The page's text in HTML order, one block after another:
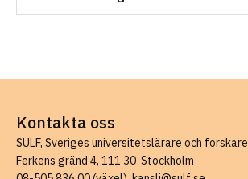
Kontakta oss
SULF, Sveriges universitetslärare och forskare
Ferkens gränd 4, 111 30 Stockholm